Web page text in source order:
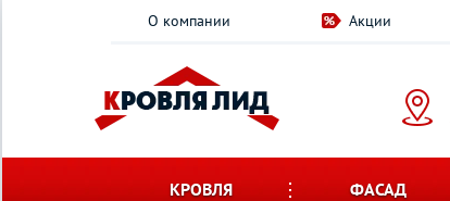
О компании Акции
КРОВЛЯ ФАСАД